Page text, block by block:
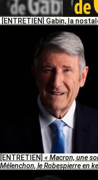
[ENTRETIEN] Gabin, la
[ENTRETIEN] « Macron, une
Mélenchon, le Robespierre en